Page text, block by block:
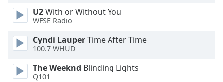
Text
Edge
Family
U2With or Without You
WFSE Radio
Cyndi LauperTime After Time
100.7 WHUD
The Weeknd Blinding Lights
Q101